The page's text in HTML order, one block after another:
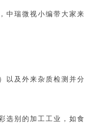
中瑞微视小编带大家来
以及外来杂质检测并分
选别的加工工业，如食